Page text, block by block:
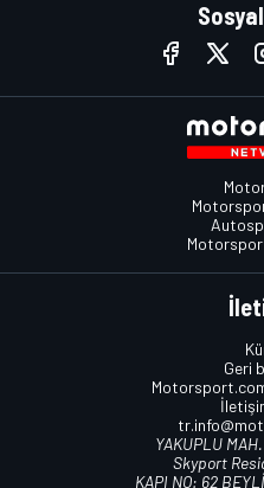
Geri
YAKUPLU
Skyport
KAPI NO: 62